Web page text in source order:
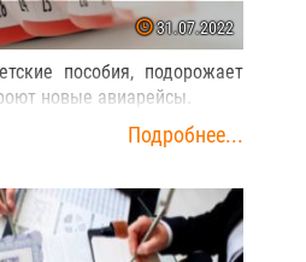
31.07.2022
пособия, подорожает
новые авиарейсы.
Подробнее...